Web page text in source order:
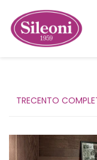
TRECENTO